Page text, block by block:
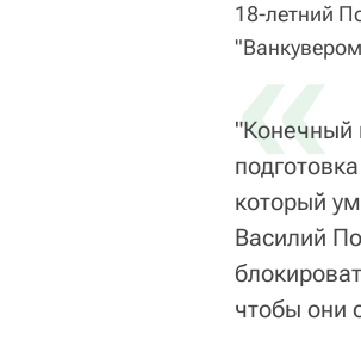
18-летний
«
"Конечный
который
Василий
чтобы они